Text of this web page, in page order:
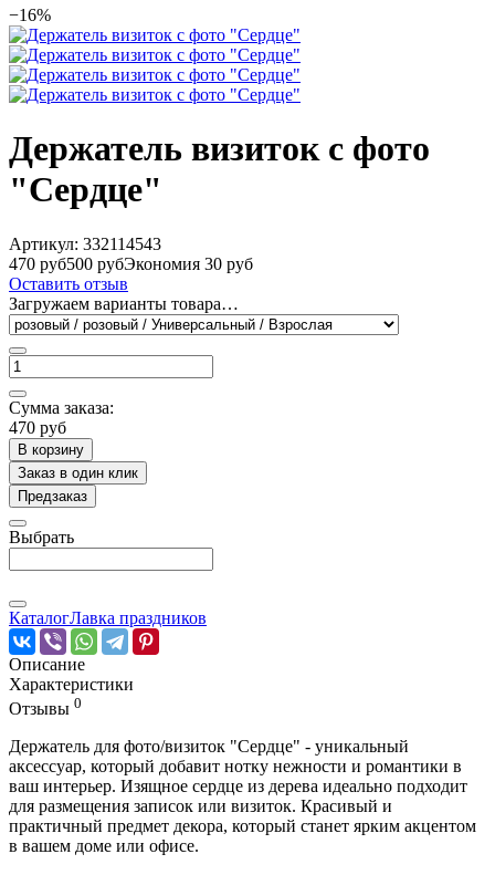
−16%
Держатель визиток с фото
"Сердце"
Артикул: 332114543
470 руб500 рубЭкономия 30 руб
Оставить отзыв
Загружаем варианты товара…
Сумма заказа:
470 руб
В корзину
Заказ в один клик
Предзаказ
Выбрать
КаталогЛавка праздников
Описание
Характеристики
Отзывы 0
Держатель для фото/визиток "Сердце" - уникальный
аксессуар, который добавит нотку нежности и романтики в
ваш интерьер. Изящное сердце из дерева идеально подходит
для размещения записок или визиток. Красивый и
практичный предмет декора, который станет ярким акцентом
в вашем доме или офисе.